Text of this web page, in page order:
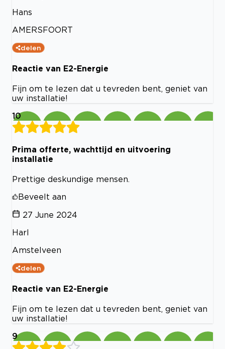
Hans
AMERSFOORT
delen
Reactie van E2-Energie
Fijn om te lezen dat u tevreden bent, geniet van
uw installatie!
10
Prima offerte, wachttijd en uitvoering
installatie
Prettige deskundige mensen.
Beveelt aan
27 June 2024
Harl
Amstelveen
delen
Reactie van E2-Energie
Fijn om te lezen dat u tevreden bent, geniet van
uw installatie!
9